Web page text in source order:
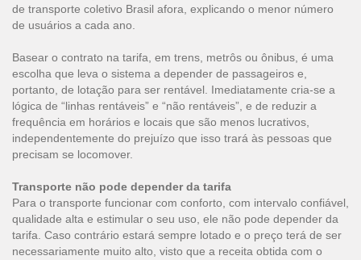
de transporte coletivo Brasil afora, explicando o menor número
de usuários a cada ano.
Basear o contrato na tarifa, em trens, metrôs ou ônibus, é uma
escolha que leva o sistema a depender de passageiros e,
portanto, de lotação para ser rentável. Imediatamente cria-se a
lógica de “linhas rentáveis” e “não rentáveis”, e de reduzir a
frequência em horários e locais que são menos lucrativos,
independentemente do prejuízo que isso trará às pessoas que
precisam se locomover.
Transporte não pode depender da tarifa
Para o transporte funcionar com conforto, com intervalo confiável,
qualidade alta e estimular o seu uso, ele não pode depender da
tarifa. Caso contrário estará sempre lotado e o preço terá de ser
necessariamente muito alto, visto que a receita obtida com o